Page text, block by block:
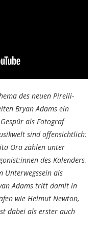
des neuen Pirelli-
Bryan Adams ein
als Fotograf
sind offensichtlich:
Ora zählen unter
des Kalenders,
Unterwegssein als
Adams tritt damit in
wie Helmut Newton,
dabei als erster auch